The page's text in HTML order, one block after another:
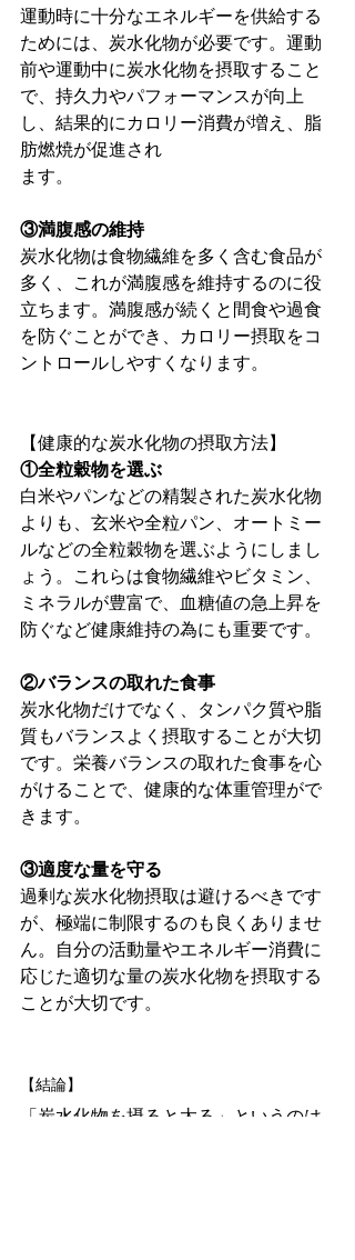
運動時に十分なエネルギーを供給する
ためには、炭水化物が必要です。運動
前や運動中に炭水化物を摂取すること
で、持久力やパフォーマンスが向上
し、結果的にカロリー消費が増え、脂
肪燃焼が促進され
ます。
③満腹感の維持
炭水化物は食物繊維を多く含む食品が
多く、これが満腹感を維持するのに役
立ちます。満腹感が続くと間食や過食
を防ぐことができ、カロリー摂取をコ
ントロールしやすくなります。
【健康的な炭水化物の摂取方法】
①全粒穀物を選ぶ
白米やパンなどの精製された炭水化物
よりも、玄米や全粒パン、オートミー
ルなどの全粒穀物を選ぶようにしまし
ょう。これらは食物繊維やビタミン、
ミネラルが豊富で、血糖値の急上昇を
防ぐなど健康維持の為にも重要です。
②バランスの取れた食事
炭水化物だけでなく、タンパク質や脂
質もバランスよく摂取することが大切
です。栄養バランスの取れた食事を心
がけることで、健康的な体重管理がで
きます。
③適度な量を守る
過剰な炭水化物摂取は避けるべきです
が、極端に制限するのも良くありませ
ん。自分の活動量やエネルギー消費に
応じた適切な量の炭水化物を摂取する
ことが大切です。
【結論】
「炭水化物を摂ると太る」というのは